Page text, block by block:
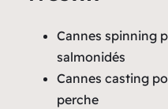
Cannes spinning
salmonidés
Cannes casting
perche